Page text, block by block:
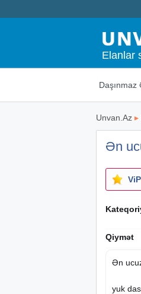
Elanlar
Daşınmaz
Unvan.Az ▸
Ən
Qiymət
Ən
yuk